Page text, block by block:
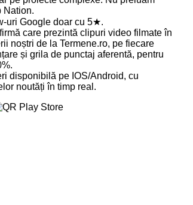
Nation.
uri Google doar cu 5★.
care prezintă clipuri video filmate în
noștri de la Termene.ro, pe fiecare
și grila de punctaj aferentă, pentru
disponibilă pe IOS/Android, cu
noutăți în timp real.